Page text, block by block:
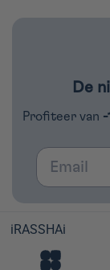
De
Profiteer van -
Email
iRASSHAi